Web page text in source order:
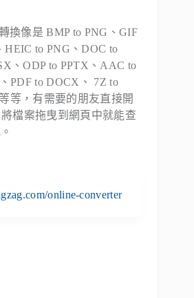
換像是 BMP to PNG、GIF
HEIC to PNG、DOC to
、ODP to PPTX、AAC to
PDF to DOCX、 7Z to
等，有需要的朋友直接開
檔案拖曳到網頁中就能查
online-converter